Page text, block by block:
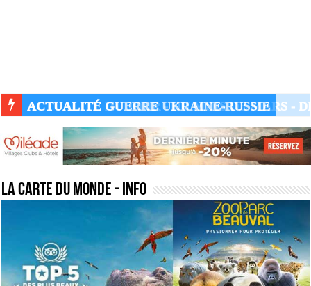
ACTUALITÉ GUERRE UKRAINE-RUSSIE
la carte du monde - Info